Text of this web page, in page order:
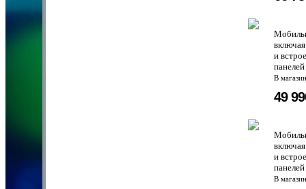
и
В
49
и
В